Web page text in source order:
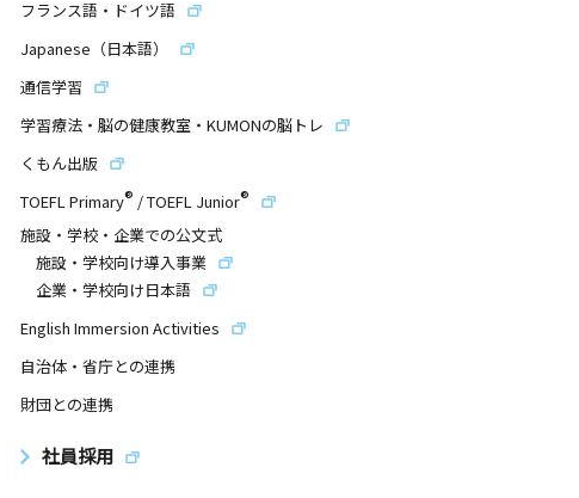
フランス語・ドイツ語
Japanese（日本語）
通信学習
学習療法・脳の健康教室・KUMONの脳トレ
くもん出版
TOEFL Primary® /TOEFL Junior®
施設・学校・企業での公文式
施設・学校向け導入事業
企業・学校向け日本語
English Immersion Activities
自治体・省庁との連携
財団との連携
社員採用